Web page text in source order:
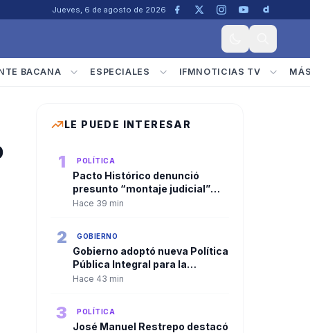
Jueves, 6 de agosto de 2026
BACANA ESPECIALES IFMNOTICIAS TV
LE PUEDE INTERESAR
1 POLÍTICA
Pacto Histórico denunció
presunto “montaje judicial”
contra Gustavo Petro e Iván
Hace 39 min
2 GOBIERNO
Gobierno adoptó nueva Política
Pública Integral para la
búsqueda e identificación de
Hace 43 min
3 POLÍTICA
José Manuel Restrepo destacó